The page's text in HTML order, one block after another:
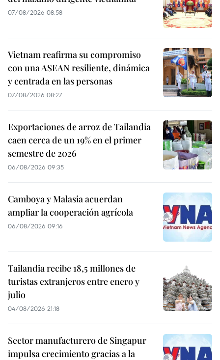
07/08/2026 08:58
Vietnam reafirma su compromiso
con una ASEAN resiliente, dinámica
y centrada en las personas
07/08/2026 08:27
Exportaciones de arroz de Tailandia
caen cerca de un 19% en el primer
semestre de 2026
06/08/2026 09:35
Camboya y Malasia acuerdan
ampliar la cooperación agrícola
06/08/2026 09:16
Tailandia recibe 18,5 millones de
turistas extranjeros entre enero y
julio
04/08/2026 21:18
Sector manufacturero de Singapur
impulsa crecimiento gracias a la